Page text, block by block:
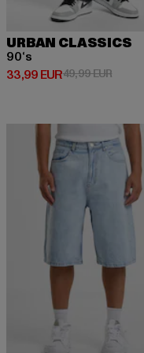
URBAN CLASSICS
90‘s
33,99 EUR
Derzeitiger Preis: 33,99
49,99 EUR